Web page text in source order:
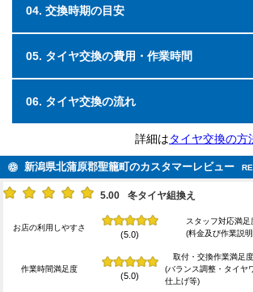
04. 交換時期の目安
05. タイヤ交換の費用・作業時間
06. タイヤ交換の流れ
詳細はタイヤ交換の方
新潟県北蒲原郡聖籠町のカスタマーレビュー
5.00 冬タイヤ組換え
お店の利用しやすさ
(5.0)
スタッフ対応満足
(料金及び作業説
作業時間満足度
(5.0)
取付・交換作業満足度
(バランス調整・タイヤ
仕上げ等)